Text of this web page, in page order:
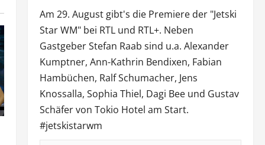
Am 29. August gibt's die Premiere der "Jetski
Star WM" bei RTLund RTL+. Neben
Gastgeber Stefan Raab sind u.a. Alexander
Kumptner, Ann-Kathrin Bendixen, Fabian
Hambüchen, Ralf Schumacher, Jens
Knossalla, Sophia Thiel, Dagi Beeund Gustav
Schäfer von Tokio Hotel am Start.
#jetskistarwm